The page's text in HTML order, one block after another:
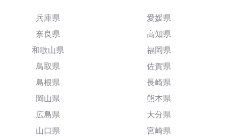
兵庫県
奈良県
和歌山県
鳥取県
島根県
岡山県
広島県
山口県
愛媛県
高知県
福岡県
佐賀県
長崎県
熊本県
大分県
宮崎県